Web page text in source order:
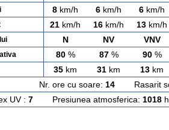
8 km/h 6 km/h 6 km/h
21 km/h 16 km/h 13 km/h
N NV VNV
80% 87% 90%
35 km 31 km 13 km
Nr. ore cu soare: 14 Rasarit
UV : 7 Presiunea atmosferica: 1018